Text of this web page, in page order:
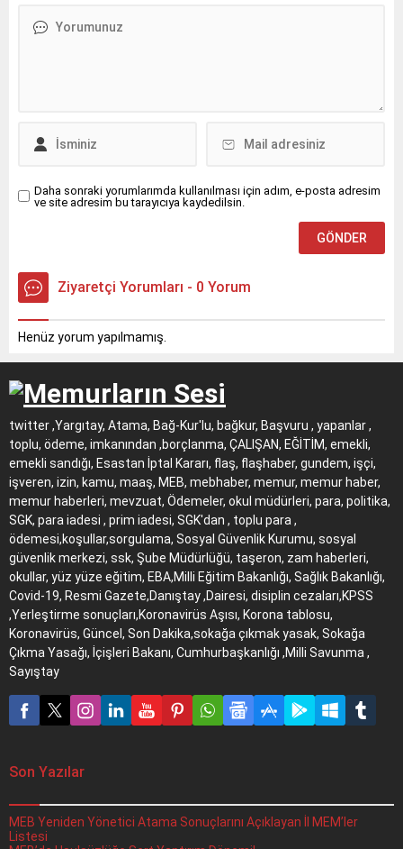
Daha sonraki yorumlarımda kullanılması için adım, e-posta adresim
ve site adresim bu tarayıcıya kaydedilsin.
Ziyaretçi Yorumları - 0 Yorum
Henüz yorum yapılmamış.
twitter ,Yargıtay, Atama, Bağ-Kur'lu, bağkur, Başvuru , yapanlar ,
toplu, ödeme, imkanından ,borçlanma, ÇALIŞAN, EĞİTİM, emekli,
emekli sandığı, Esastan İptal Kararı, flaş, flaşhaber, gundem, işçi,
işveren, izin, kamu, maaş, MEB, mebhaber, memur, memur haber,
memur haberleri, mevzuat, Ödemeler, okul müdürleri, para, politika,
SGK, para iadesi , prim iadesi, SGK'dan , toplu para ,
ödemesi,koşullar,sorgulama, Sosyal Güvenlik Kurumu, sosyal
güvenlik merkezi, ssk, Şube Müdürlüğü, taşeron, zam haberleri,
okullar, yüz yüze eğitim, EBA,Milli Eğitim Bakanlığı, Sağlık Bakanlığı,
Covid-19, Resmi Gazete,Danıştay ,Dairesi, disiplin cezaları,KPSS
,Yerleştirme sonuçları,Koronavirüs Aşısı, Korona tablosu,
Koronavirüs, Güncel, Son Dakika,sokağa çıkmak yasak, Sokağa
Çıkma Yasağı, İçişleri Bakanı, Cumhurbaşkanlığı ,Milli Savunma ,
Sayıştay
Son Yazılar
MEB Yeniden Yönetici Atama Sonuçlarını Açıklayan İl MEM’ler
Listesi